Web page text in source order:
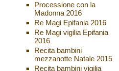
Processione con la
Madonna 2016
Re Magi Epifania 2016
Re Magi vigilia Epifania
2016
Recita bambini
mezzanotte Natale 2015
Recita bambini vigilia